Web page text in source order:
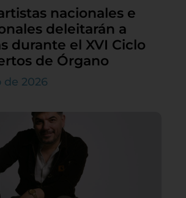
nacionales e
deleitarán a
durante el XVI Ciclo
de Órgano
de 2026